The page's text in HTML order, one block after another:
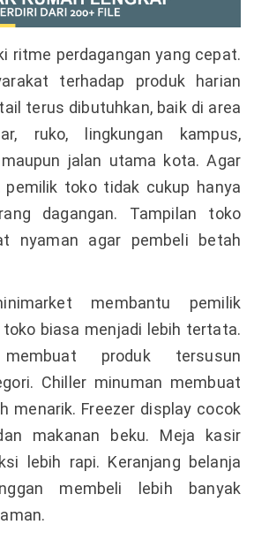
ritme perdagangan yang cepat.
terhadap produk harian
terus dibutuhkan, baik di area
ruko, lingkungan kampus,
jalan utama kota. Agar
pemilik toko tidak cukup hanya
dagangan. Tampilan toko
nyaman agar pembeli betah
membantu pemilik
biasa menjadi lebih tertata.
produk tersusun
Chiller minuman membuat
menarik. Freezer display cocok
makanan beku. Meja kasir
lebih rapi. Keranjang belanja
membeli lebih banyak